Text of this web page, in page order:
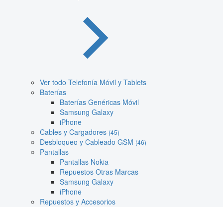
Ver todo Telefonía Móvil y Tablets
Baterías
Baterías Genéricas Móvil
Samsung Galaxy
iPhone
Cables y Cargadores (45)
Desbloqueo y Cableado GSM (46)
Pantallas
Pantallas Nokia
Repuestos Otras Marcas
Samsung Galaxy
iPhone
Repuestos y Accesorios